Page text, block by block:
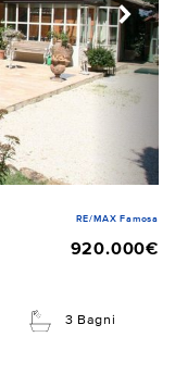
RE/MAX Famosa
920.000€
3 Bagni